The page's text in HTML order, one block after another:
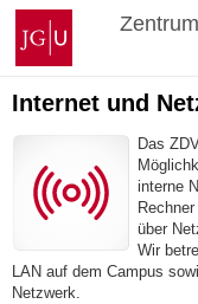
Zum
Inhalt
springen
Johannes
Gutenberg-
Universität
Mainz
Internet und
Das
interne
über
Wir
LAN auf dem Campus
Netzwerk.